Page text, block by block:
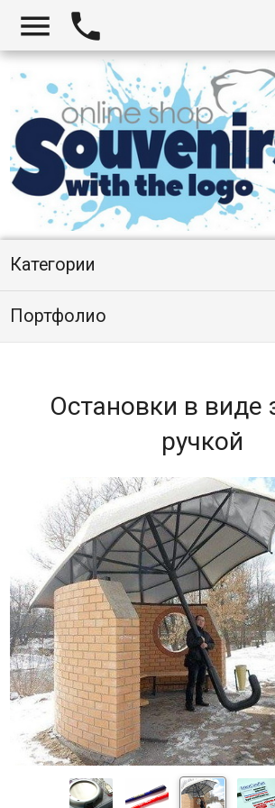
 
Категории
Портфолио
Остановки в виде
ручкой